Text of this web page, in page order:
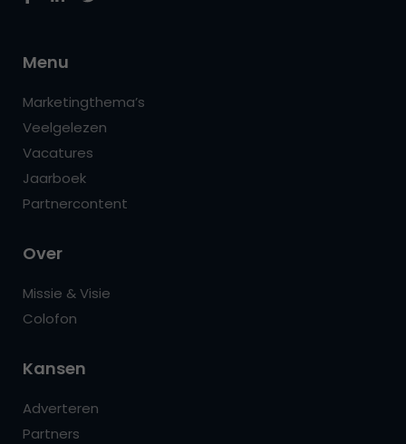
Menu
Marketingthema’s
Veelgelezen
Vacatures
Jaarboek
Partnercontent
Over
Missie & Visie
Colofon
Kansen
Adverteren
Partners